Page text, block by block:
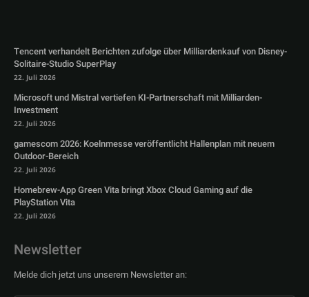
Tencent verhandelt Berichten zufolge über Milliardenkauf von Disney-
Solitaire-Studio SuperPlay
22. Juli 2026
Microsoft und Mistral vertiefen KI-Partnerschaft mit Milliarden-
Investment
22. Juli 2026
gamescom 2026: Koelnmesse veröffentlicht Hallenplan mit neuem
Outdoor-Bereich
22. Juli 2026
Homebrew-App Green Vita bringt Xbox Cloud Gaming auf die
PlayStation Vita
22. Juli 2026
Newsletter
Melde dich jetzt uns unserem Newsletter an: